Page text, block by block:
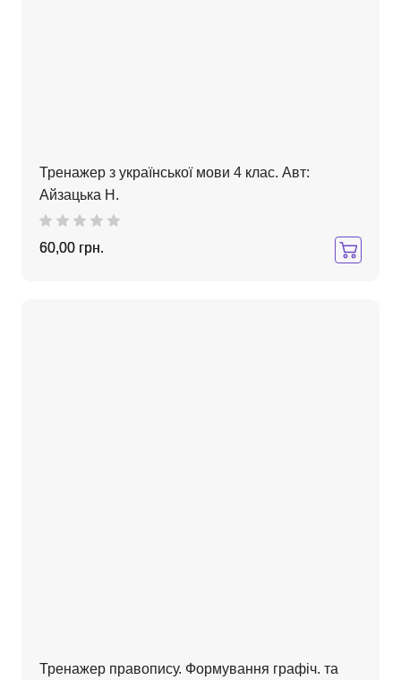
Тренажер з української мови 4 клас. Авт:
Айзацька Н.
60,00 грн.
Тренажер правопису. Формування графіч. та